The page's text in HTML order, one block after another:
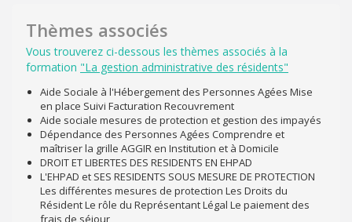
Thèmes associés
Vous trouverez ci-dessous les thèmes associés à la
formation "La gestion administrative des résidents"
Aide Sociale à l'Hébergement des Personnes Agées Mise
en place Suivi Facturation Recouvrement
Aide sociale mesures de protection et gestion des impayés
Dépendance des Personnes Agées Comprendre et
maîtriser la grille AGGIR en Institution et à Domicile
DROIT ET LIBERTES DES RESIDENTS EN EHPAD
L'EHPAD et SES RESIDENTS SOUS MESURE DE PROTECTION
Les différentes mesures de protection Les Droits du
Résident Le rôle du Représentant Légal Le paiement des
frais de séjour